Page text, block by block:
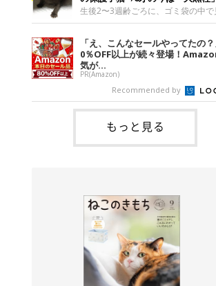
でうとうとし始めたのだとか。飼い
モちゃんが生後1カ月ごろに撮影さ
枚。飼い主さんの自宅マンションの
です。子猫時代のモモちゃん。
@Kingponzuその日は気温が35℃を
さな兄妹猫（写真上から）妹猫・て
ん、兄猫・ラムくん。@ten_ramu
@ten_ramuさんの愛猫・ラムくんと
ちゃん（ともに取材時6才）の成長
す。この写真は、お迎えして間もな
1カ月半ごろの2匹。当時、ラムくん
グラム、てんちゃんは209グラムと
らもとても小さな体でした。2匹
に！ 美しい黒猫に成長した姿に
とくる
生後2〜3週齢ごろに、ゴミ袋の中で
った小さな命。ミルクから育てられ
子猫は今、家族に欠かせない存在へ
しました。ゴミ袋の中で見つかった
モグラのような子猫よちよち歩きを
たころの、生後2〜3週齢ごろのドン
ん。@doddou_1今回紹介するのは
X（旧Twitter）ユーザー
の愛猫・ドンちゃん（取材時、推定6
本名：ドミトリー・ドンスコイ）。
ゃんは、保護猫でした。ドンちゃん
かったのは、飼い主さんの姉の勤め
「え、こんなセールやってたの
0％OFF以上が続々登場！
気が...
PR(Amazon)
Recommended by
もっと見る